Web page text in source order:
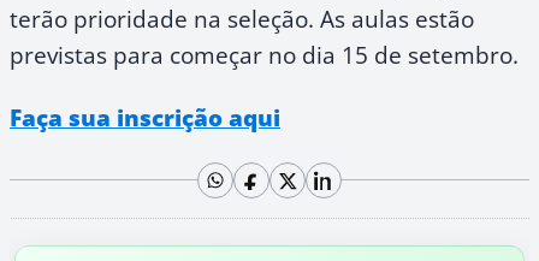
terão prioridade na seleção. As aulas estão
previstas para começar no dia 15 de setembro.
Faça sua inscrição aqui